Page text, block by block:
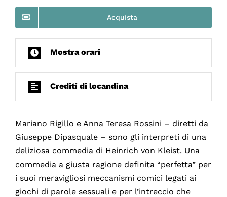
Acquista
Mostra orari
Crediti di locandina
Mariano Rigillo e Anna Teresa Rossini – diretti da
Giuseppe Dipasquale – sono gli interpreti di una
deliziosa commedia di Heinrich von Kleist. Una
commedia a giusta ragione definita “perfetta” per
i suoi meravigliosi meccanismi comici legati ai
giochi di parole sessuali e per l’intreccio che